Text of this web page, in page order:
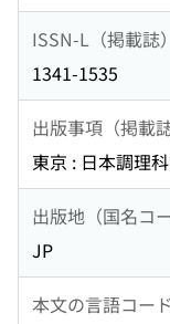
ISSN-L（掲載誌）
1341-1535
出版事項（掲載誌
東京 : 日本調理
出版地（国名コー
JP
本文の言語コード